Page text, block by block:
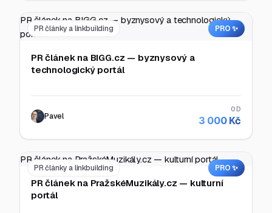
PR článek na BIGG.cz — byznysový a technologický
portálPR články a linkbuilding PRO ✨
PR článek na BIGG.cz — byznysový a
technologický portál
Pavel
OD
3 000 Kč
PR článek na PražskéMuzikály.cz — kulturní portál
PR články a linkbuilding PRO ✨
PR článek na PražskéMuzikály.cz — kulturní
portál